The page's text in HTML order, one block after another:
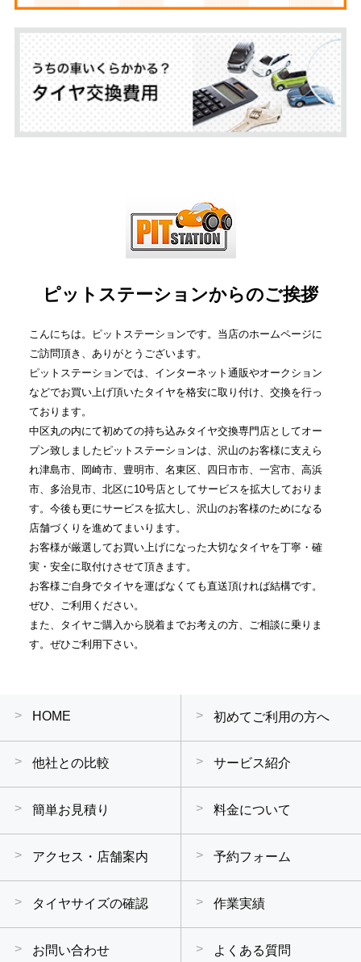
の個人情報の漏洩を防止するため、 お客様ご自身であることが当社にて確認で
きた場合に限り、 当社で保管させて頂いておりますお客様の個人情報を、 合理
的な期間及び範囲で書面にてお客様にお知らせ致します。
お客様の個人情報に誤りがあったり変更があった場合には、 第三者へのお客様
の個人情報の漏洩を防止するため、 お客様ご自身であることが当社にて確認で
きた場合に限り、 不正確な情報または古い情報を、 合理的な期間及び範囲で修
正または削除させていただきます。 なお、登録を削除するとご提供出来ない商
ピットステーションからのご挨拶
こんにちは。ピットステーションです。当店のホームページに
ご訪問頂き、ありがとうございます。
ピットステーションでは、インターネット通販やオークション
などでお買い上げ頂いたタイヤを格安に取り付け、交換を行っ
ております。
中区丸の内にて初めての持ち込みタイヤ交換専門店としてオー
プン致しましたピットステーションは、沢山のお客様に支えら
れ津島市、岡崎市、豊明市、名東区、四日市市、一宮市、高浜
市、多治見市、北区に10号店としてサービスを拡大しておりま
す。今後も更にサービスを拡大し、沢山のお客様のためになる
店舗づくりを進めてまいります。
お客様が厳選してお買い上げになった大切なタイヤを丁寧・確
実・安全に取付けさせて頂きます。
お客様ご自身でタイヤを運ばなくても直送頂ければ結構です。
ぜひ、ご利用ください。
また、タイヤご購入から脱着までお考えの方、ご相談に乗りま
す。ぜひご利用下さい。
HOME 初めてご利用の方へ
他社との比較 サービス紹介
簡単お見積り 料金について
アクセス・店舗案内 予約フォーム
タイヤサイズの確認 作業実績
お問い合わせ よくある質問